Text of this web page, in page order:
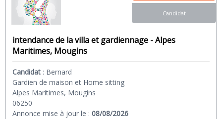
intendance de la villa et gardiennage - Alpes
Maritimes, Mougins
Candidat : Bernard
Gardien de maison et Home sitting
Alpes Maritimes, Mougins
06250
Annonce mise à jour le :08/08/2026
Candidat